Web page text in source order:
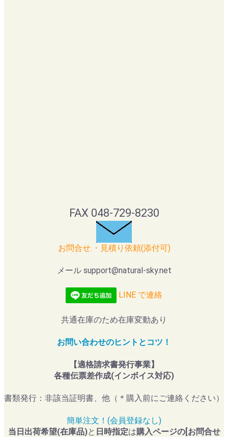
FAX 048-729-8230
お問合せ.・見積り依頼(添付可)
メール support@natural-sky.net
LINE で連絡
共通在庫のため在庫変動あり
お問い合わせのヒントとコツ！
【適格請求書発行事業】
各種伝票差作成(インボイス対応)
書類発行：非該当証明書、他（＊購入前にご連絡ください）
簡単注文！(会員登録なし)
当日出荷希望(在庫品)と 日時指定は購入ページの[お問合せ